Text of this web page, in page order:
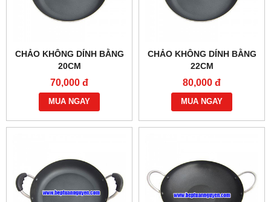
CHẢO KHÔNG DÍNH BẰNG
20CM
70,000 đ
MUA NGAY
CHẢO KHÔNG DÍNH BẰNG
22CM
80,000 đ
MUA NGAY